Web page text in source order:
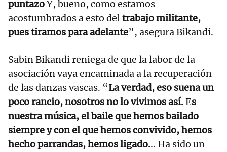
puntazoY, bueno, como estamos
acostumbrados a esto deltrabajo militante,
pues tiramos para adelante”, asegura Bikandi.
Sabin Bikandi reniega de que la labor de la
asociación vaya encaminada a la recuperación
de las danzas vascas. “La verdad, eso suena un
poco rancio, nosotros no lo vivimos así.Es
nuestra música, el baile que hemos bailado
siempre y con el que hemos convivido, hemos
hecho parrandas, hemos ligado... Ha sido un